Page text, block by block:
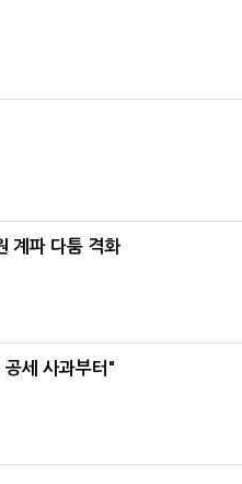
계파 다툼 격화
세 사과부터"